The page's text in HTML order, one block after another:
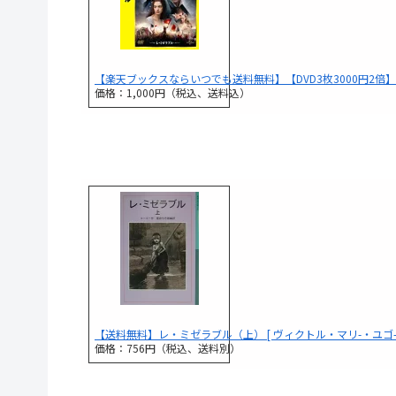
【楽天ブックスならいつでも送料無料】【DVD3枚3000円2
価格：1,000円（税込、送料込）
【送料無料】レ・ミゼラブル（上） [ ヴィクトル・マリ-・ユゴ
価格：756円（税込、送料別）